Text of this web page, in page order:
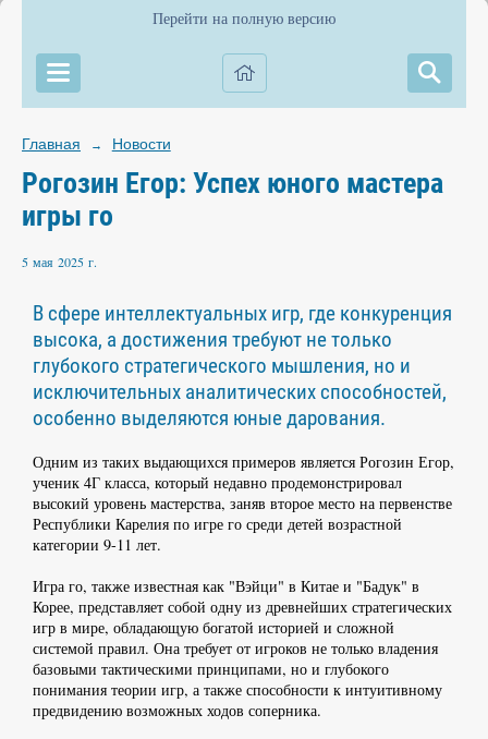
Перейти на полную версию
Главная → Новости
Рогозин Егор: Успех юного мастера
игры го
5 мая 2025 г.
В сфере интеллектуальных игр, где конкуренция
высока, а достижения требуют не только
глубокого стратегического мышления, но и
исключительных аналитических способностей,
особенно выделяются юные дарования.
Одним из таких выдающихся примеров является Рогозин Егор,
ученик 4Г класса, который недавно продемонстрировал
высокий уровень мастерства, заняв второе место на первенстве
Республики Карелия по игре го среди детей возрастной
категории 9-11 лет.
Игра го, также известная как "Вэйци" в Китае и "Бадук" в
Корее, представляет собой одну из древнейших стратегических
игр в мире, обладающую богатой историей и сложной
системой правил. Она требует от игроков не только владения
базовыми тактическими принципами, но и глубокого
понимания теории игр, а также способности к интуитивному
предвидению возможных ходов соперника.